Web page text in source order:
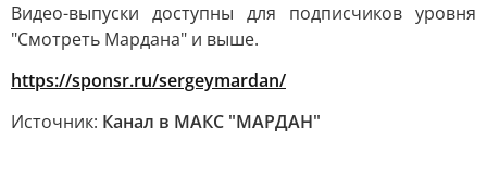
Видео-выпуски доступны для подписчиков уровня
"Смотреть Мардана" и выше.
https://sponsr.ru/sergeymardan/
Источник: Канал в МАКС "МАРДАН"